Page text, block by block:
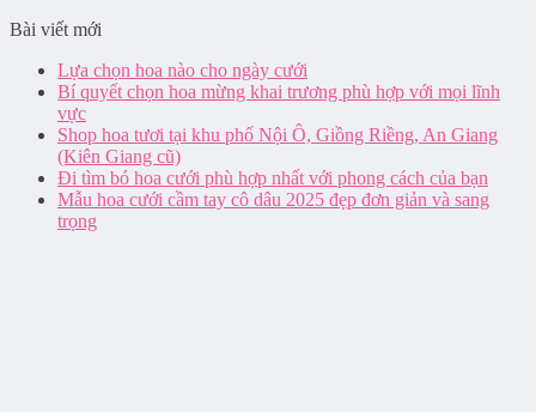
Bài viết mới
Lựa chọn hoa nào cho ngày cưới
Bí quyết chọn hoa mừng khai trương phù hợp với mọi lĩnh
vực
Shop hoa tươi tại khu phố Nội Ô, Giồng Riềng, An Giang
(Kiên Giang cũ)
Đi tìm bó hoa cưới phù hợp nhất với phong cách của bạn
Mẫu hoa cưới cầm tay cô dâu 2025 đẹp đơn giản và sang
trọng